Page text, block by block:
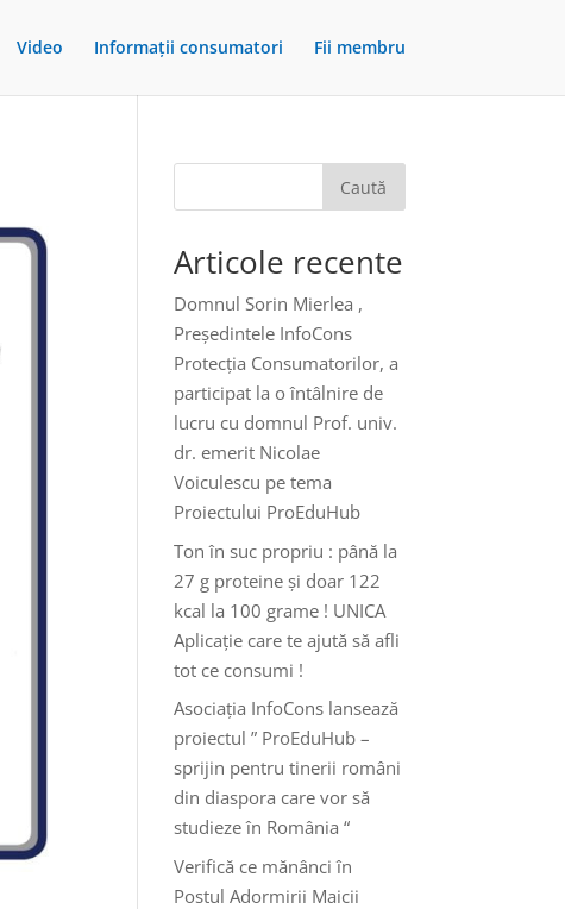
Video Informații consumatori Fii membru
Caută
Articole recente
Domnul Sorin Mierlea ,
Președintele InfoCons
Protecția Consumatorilor, a
participat la o întâlnire de
lucru cu domnul Prof. univ.
dr. emerit Nicolae
Voiculescu pe tema
Proiectului ProEduHub
Ton în suc propriu : până la
27 g proteine și doar 122
kcal la 100 grame ! UNICA
Aplicație care te ajută să afli
tot ce consumi !
Asociația InfoCons lansează
proiectul ” ProEduHub –
sprijin pentru tinerii români
din diaspora care vor să
studieze în România “
Verifică ce mănânci în
Postul Adormirii Maicii